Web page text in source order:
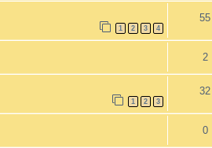
1 2 3 4
55
2
1 2 3
32
0